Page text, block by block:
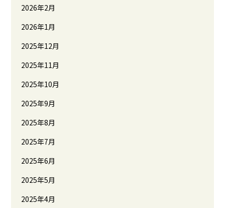
2026年2月
2026年1月
2025年12月
2025年11月
2025年10月
2025年9月
2025年8月
2025年7月
2025年6月
2025年5月
2025年4月